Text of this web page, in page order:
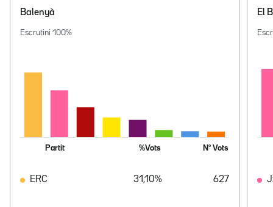
Balenyà
Escrutini 100%
Partit %Vots Nº Vots
ERC 31,10% 627
El